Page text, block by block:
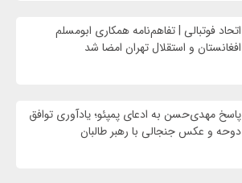
اتحاد فوتبالی | تفاهم‌نامه همکاری ابومسلم
افغانستان و استقلال تهران امضا شد
پاسخ مهدی‌حسن به ادعای پمپئو؛ یادآوری توافق
دوحه و عکس جنجالی با رهبر طالبان